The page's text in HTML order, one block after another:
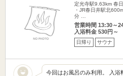
定光寺駅9.63km 春
・JR春日井駅北
分 …
営業時間 13:30～
入浴料金 530円～
日帰り サウナ
今回はお風呂のみ利用。 入浴